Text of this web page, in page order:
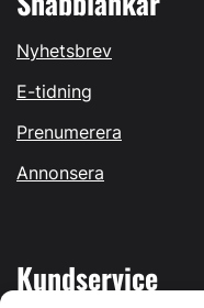
Nyhetsbrev
E-tidning
Prenumerera
Annonsera
Kundservice